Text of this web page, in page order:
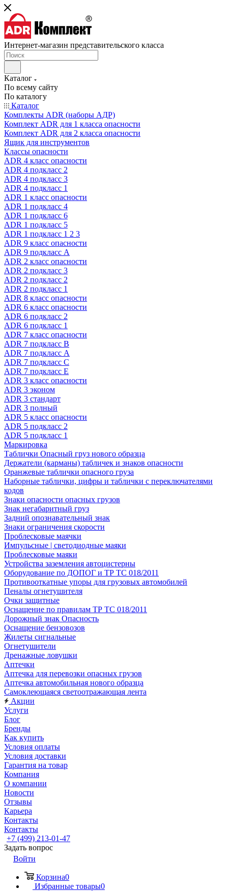
Интернет-магазин представительского класса
Каталог
По всему сайту
По каталогу
Каталог
Комплекты ADR (наборы АДР)
Комплект ADR для 1 класса опасности
Комплект ADR для 2 класса опасности
Ящик для инструментов
Классы опасности
ADR 4 класс опасности
ADR 4 подкласс 2
ADR 4 подкласс 3
ADR 4 подкласс 1
ADR 1 класс опасности
ADR 1 подкласс 4
ADR 1 подкласс 6
ADR 1 подкласс 5
ADR 1 подкласс 1 2 3
ADR 9 класс опасности
ADR 9 подкласс A
ADR 2 класс опасности
ADR 2 подкласс 3
ADR 2 подкласс 2
ADR 2 подкласс 1
ADR 8 класс опасности
ADR 6 класс опасности
ADR 6 подкласс 2
ADR 6 подкласс 1
ADR 7 класс опасности
ADR 7 подкласс B
ADR 7 подкласс A
ADR 7 подкласс C
ADR 7 подкласс E
ADR 3 класс опасности
ADR 3 эконом
ADR 3 стандарт
ADR 3 полный
ADR 5 класс опасности
ADR 5 подкласс 2
ADR 5 подкласс 1
Маркировка
Таблички Опасный груз нового образца
Держатели (карманы) табличек и знаков опасности
Оранжевые таблички опасного груза
Наборные таблички, цифры и таблички с переключателями
кодов
Знаки опасности опасных грузов
Знак негабаритный груз
Задний опознавательный знак
Знаки ограничения скорости
Проблесковые маячки
Импульсные | светодиодные маяки
Проблесковые маяки
Устройства заземления автоцистерны
Оборудование по ДОПОГ и ТР ТС 018/2011
Противооткатные упоры для грузовых автомобилей
Пеналы огнетушителя
Очки защитные
Оснащение по правилам ТР ТС 018/2011
Дорожный знак Опасность
Оснащение бензовозов
Жилеты сигнальные
Огнетушители
Дренажные ловушки
Аптечки
Аптечка для перевозки опасных грузов
Аптечка автомобильная нового образца
Самоклеющаяся светоотражающая лента
Акции
Услуги
Блог
Бренды
Как купить
Условия оплаты
Условия доставки
Гарантия на товар
Компания
О компании
Новости
Отзывы
Карьера
Контакты
Контакты
+7 (499) 213-01-47
Задать вопрос
Войти
Корзина0
Избранные товары0